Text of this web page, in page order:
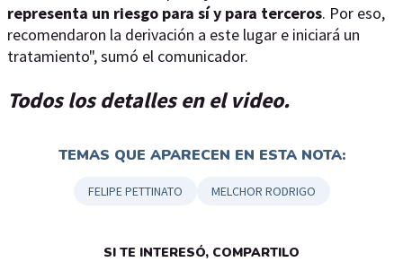
representa un riesgo para sí y para terceros. Por eso,
recomendaron la derivación a este lugar e iniciará un
tratamiento", sumó el comunicador.
Todos los detalles en el video.
TEMAS QUE APARECEN EN ESTA NOTA:
FELIPE PETTINATO MELCHOR RODRIGO
SI TE INTERESÓ, COMPARTILO